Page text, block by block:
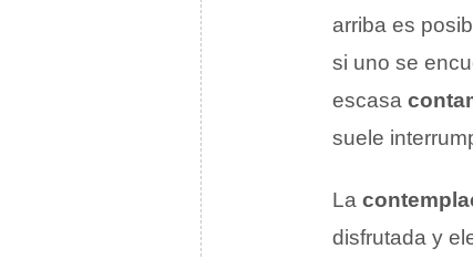
arriba es
si uno se
escasa
suele
La
disfrutada y